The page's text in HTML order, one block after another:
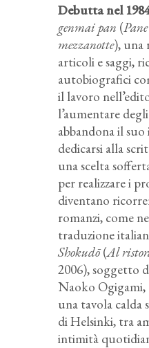
Debutta nel
genmai pan (
mezzanotte), una
articoli e saggi,
autobiografici
il lavoro
l’aumentare
abbandona il
dedicarsi alla
una scelta
per realizzare i
diventano
romanzi, come
traduzione
Shokudō(Al
2006), soggetto
Naoko Ogigami,
una tavola calda
di Helsinki, tra
intimità